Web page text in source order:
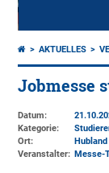
AKTUELLES
Jobmesse
Datum:
Kategorie:
Ort:
Veranstalter: Messe-